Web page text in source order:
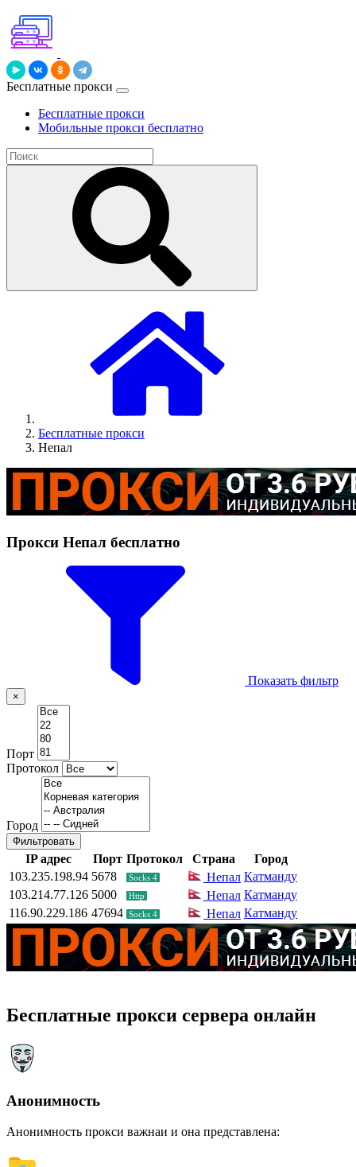
Бесплатные прокси
Бесплатные прокси
Мобильные прокси бесплатно
Бесплатные прокси
Непал
Прокси Непал бесплатно
Показать фильтр
×
Порт
Протокол
Город
Фильтровать
IP адрес Порт Протокол Страна
Город
103.235.198.94 5678 Socks 4 Непал Катманду
103.214.77.126 5000 Http Непал Катманду
116.90.229.186 47694 Socks 4 Непал Катманду
Бесплатные прокси сервера онлайн
Анонимность
Анонимность прокси важнаи и она представлена: